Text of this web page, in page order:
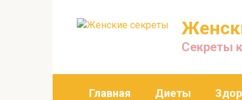
Секреты
Главная Диеты